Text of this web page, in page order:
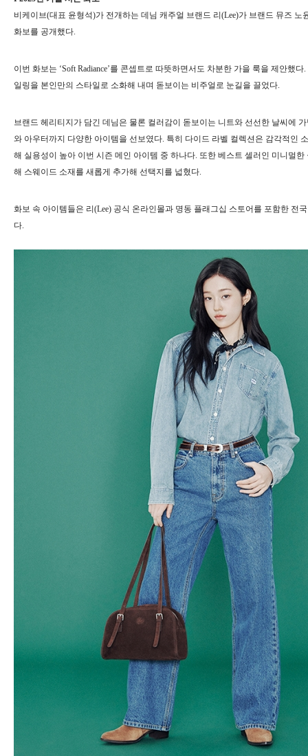
비케이브(대표 윤형석)가 전개하는 데님 캐주얼 브랜드 리(Lee)가 브랜드 뮤즈 노
화보를 공개했다.
이번 화보는 ‘Soft Radiance’를 콘셉트로 따뜻하면서도 차분한 가을 룩을 제안했
일링을 본인만의 스타일로 소화해 내며 돋보이는 비주얼로 눈길을 끌었다.
브랜드 헤리티지가 담긴 데님은 물론 컬러감이 돋보이는 니트와 선선한 날씨에
와 아우터까지 다양한 아이템을 선보였다. 특히 다이드 라벨 컬렉션은 감각적인
해 실용성이 높아 이번 시즌 메인 아이템 중 하나다. 또한 베스트 셀러인 미니멀
해 스웨이드 소재를 새롭게 추가해 선택지를 넓혔다.
화보 속 아이템들은 리(Lee) 공식 온라인몰과 명동 플래그십 스토어를 포함한 전
다.